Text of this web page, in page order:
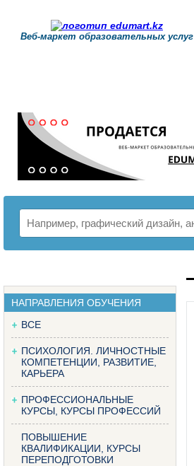
Веб-маркет образовательных услуг
НАПРАВЛЕНИЯ ОБУЧЕНИЯ
ВСЕ
ПСИХОЛОГИЯ. ЛИЧНОСТНЫЕ
КОМПЕТЕНЦИИ, РАЗВИТИЕ,
КАРЬЕРА
ПРОФЕССИОНАЛЬНЫЕ
КУРСЫ, КУРСЫ ПРОФЕССИЙ
ПОВЫШЕНИЕ
КВАЛИФИКАЦИИ, КУРСЫ
ПЕРЕПОДГОТОВКИ